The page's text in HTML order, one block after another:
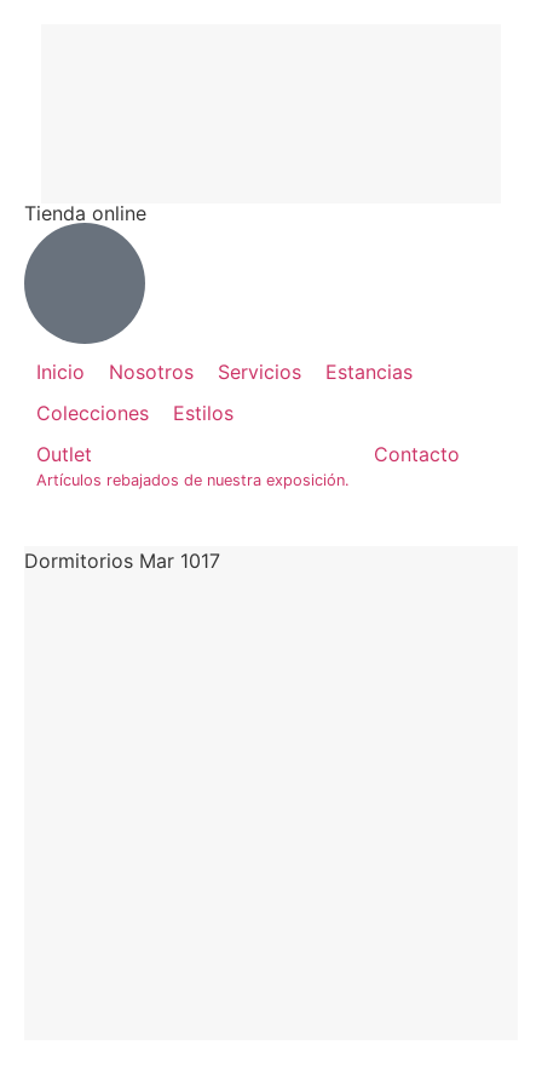
Tienda online
Inicio Nosotros Servicios
Estancias
Colecciones
Estilos
Outlet
Artículos rebajados de nuestra exposición.
Contacto
Dormitorios Mar 1017